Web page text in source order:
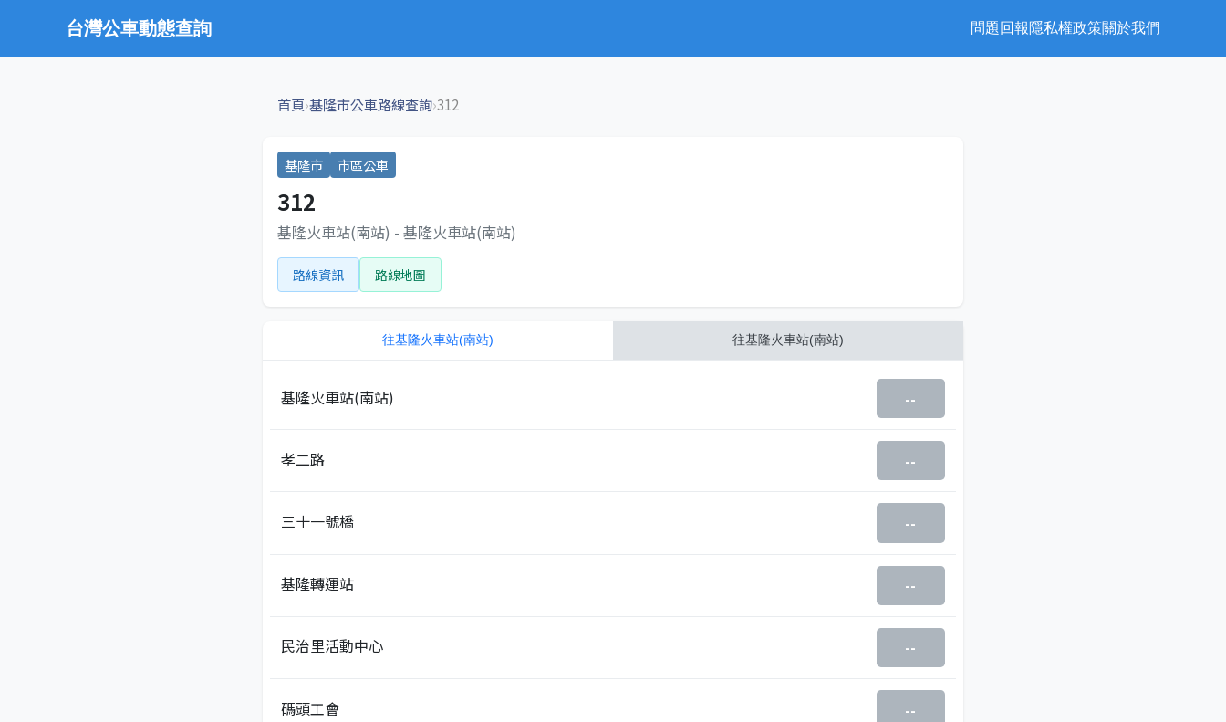
台灣公車動態查詢 問題回報隱私權政策關於我們
首頁›基隆市公車路線查詢›312
基隆市 市區公車
312
基隆火車站(南站) - 基隆火車站(南站)
路線資訊 路線地圖
往基隆火車站(南站) 往基隆火車站(南站)
基隆火車站(南站) --
孝二路 --
三十一號橋 --
基隆轉運站 --
民治里活動中心 --
碼頭工會 --